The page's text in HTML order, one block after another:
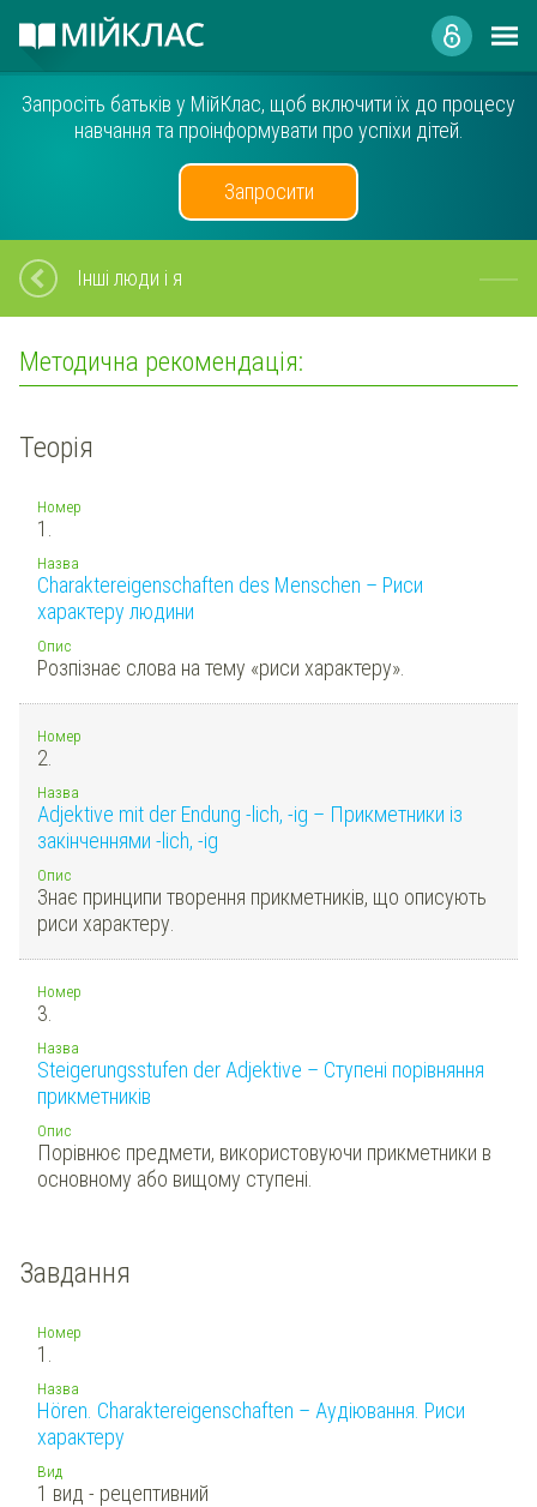
Запросіть батьків у МійКлас, щоб включити їх до процесу
навчання та проінформувати про успіхи дітей.
Запросити
Інші люди і я
Методична рекомендація:
Теорія
Номер
1.
Назва
Charaktereigenschaften des Menschen – Риси
характеру людини
Опис
Розпізнає слова на тему «риси характеру».
Номер
2.
Назва
Adjektive mit der Endung -lich, -ig – Прикметники із
закінченнями -lich, -ig
Опис
Знає принципи творення прикметників, що описують
риси характеру.
Номер
3.
Назва
Steigerungsstufen der Adjektive – Ступені порівняння
прикметників
Опис
Порівнює предмети, використовуючи прикметники в
основному або вищому ступені.
Завдання
Номер
1.
Назва
Hören. Charaktereigenschaften – Аудіювання. Риси
характеру
Вид
1 вид - рецептивний